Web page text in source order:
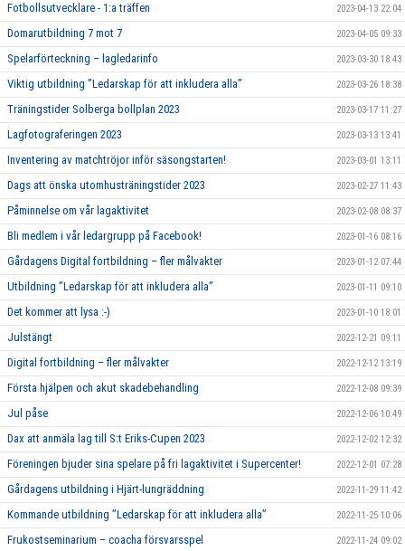
Fotbollsutvecklare - 1:a träffen 2023-04-13 22:04
Domarutbildning 7 mot 7 2023-04-05 09:33
Spelarförteckning – lagledarinfo 2023-03-30 18:43
Viktig utbildning ”Ledarskap för att inkludera alla” 2023-03-26 18:38
Träningstider Solberga bollplan 2023 2023-03-17 11:27
Lagfotograferingen 2023 2023-03-13 13:41
Inventering av matchtröjor inför säsongstarten! 2023-03-01 13:11
Dags att önska utomhusträningstider 2023 2023-02-27 11:43
Påminnelse om vår lagaktivitet 2023-02-08 08:37
Bli medlem i vår ledargrupp på Facebook! 2023-01-16 08:16
Gårdagens Digital fortbildning – fler målvakter 2023-01-12 07:44
Utbildning ”Ledarskap för att inkludera alla” 2023-01-11 09:10
Det kommer att lysa :-) 2023-01-10 18:01
Julstängt 2022-12-21 09:11
Digital fortbildning – fler målvakter 2022-12-12 13:19
Första hjälpen och akut skadebehandling 2022-12-08 09:39
Jul påse 2022-12-06 10:49
Dax att anmäla lag till S:t Eriks-Cupen 2023 2022-12-02 12:32
Föreningen bjuder sina spelare på fri lagaktivitet i Supercenter! 2022-12-01 07:28
Gårdagens utbildning i Hjärt-lungräddning 2022-11-29 11:42
Kommande utbildning ”Ledarskap för att inkludera alla” 2022-11-25 10:06
Frukostseminarium – coacha försvarsspel 2022-11-24 09:02